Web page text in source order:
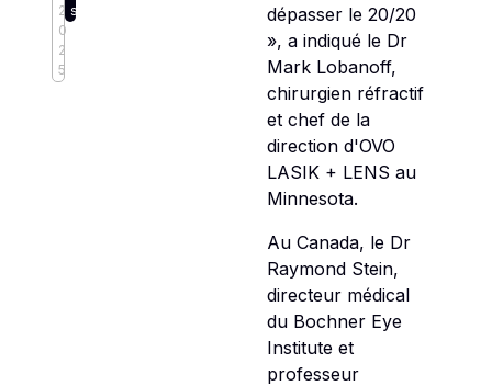
2
0
2
5
s
dépasser le 20/20
», a indiqué le Dr
Mark Lobanoff,
chirurgien réfractif
et chef de la
direction d'OVO
LASIK + LENS au
Minnesota.
Au Canada, le Dr
Raymond Stein,
directeur médical
du Bochner Eye
Institute et
professeur